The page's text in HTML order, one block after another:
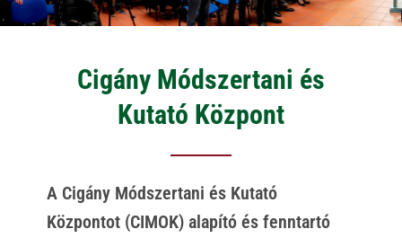
Cigány Módszertani és
Kutató Központ
A Cigány Módszertani és Kutató
Központot (CIMOK) alapító és fenntartó